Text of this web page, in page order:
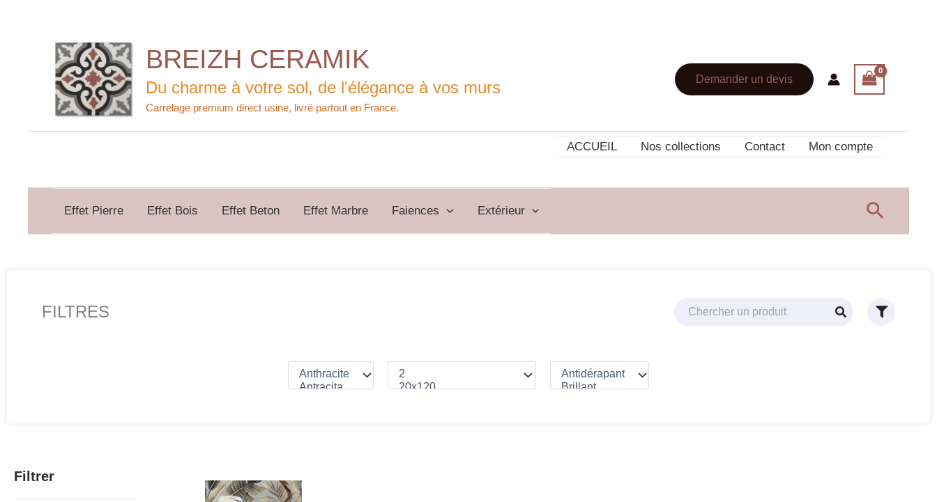
BREIZH CERAMIK
Du charme à votre sol, de l'élégance à vos murs Demander un devis
ACCUEIL Nos collections Contact Mon compte
Effet Pierre Effet Bois Effet Beton Effet Marbre Faiences Extérieur
FILTRES
Filtrer